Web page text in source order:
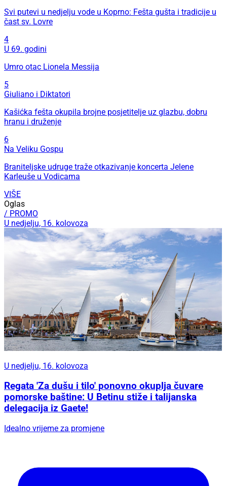
Svi putevi u nedjelju vode u Koprno: Fešta gušta i tradicije u
čast sv. Lovre
4
U 69. godini
Umro otac Lionela Messija
5
Giuliano i Diktatori
Kašićka fešta okupila brojne posjetitelje uz glazbu, dobru
hranu i druženje
6
Na Veliku Gospu
Braniteljske udruge traže otkazivanje koncerta Jelene
Karleuše u Vodicama
VIŠE
Oglas
/ PROMO
U nedjelju, 16. kolovoza
U nedjelju, 16. kolovoza
Regata 'Za dušu i tilo' ponovno okuplja čuvare
pomorske baštine: U Betinu stiže i talijanska
delegacija iz Gaete!
Idealno vrijeme za promjene